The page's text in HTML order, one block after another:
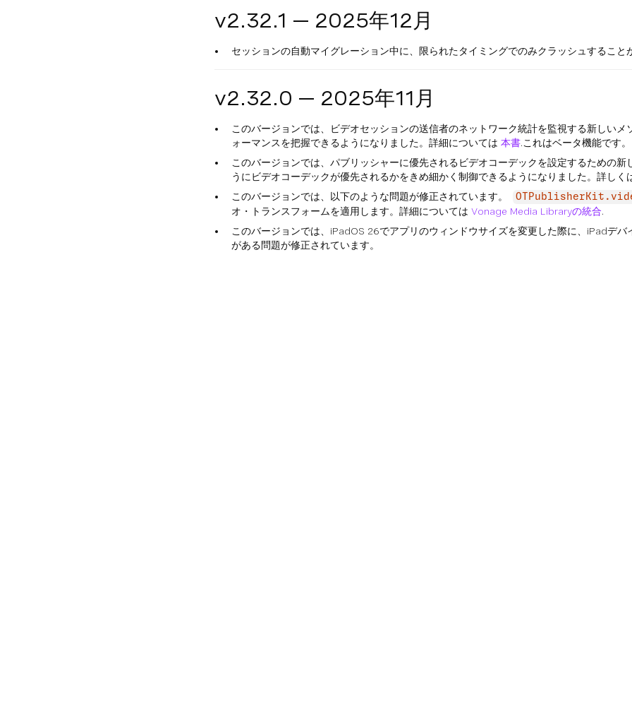
v2.32.1 — 2025年12月
セッションの自動マイグレーション中に、限られたタイミングでのみクラッシュすること
v2.32.0 — 2025年11月
このバージョンでは、ビデオセッションの送信者のネットワーク統計を監視する新しい
ォーマンスを把握できるようになりました。詳細については 本書.これはベータ機能です。
このバージョンでは、パブリッシャーに優先されるビデオコーデックを設定するための
うにビデオコーデックが優先されるかをきめ細かく制御できるようになりました。詳しく
このバージョンでは、以下のような問題が修正されています。
オ・トランスフォームを適用します。詳細については Vonage Media Libraryの統合.
このバージョンでは、iPadOS 26でアプリのウィンドウサイズを変更した際に、iPadデ
がある問題が修正されています。